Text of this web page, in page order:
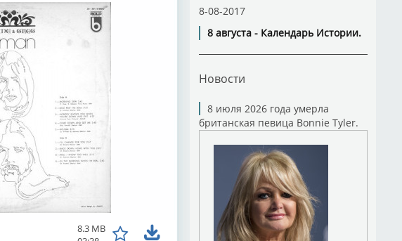
8.3 MB
8-08-2017
8 августа - Календарь Истории.
Новости
8 июля 2026 года умерла
британская певица Bonnie Tyler.